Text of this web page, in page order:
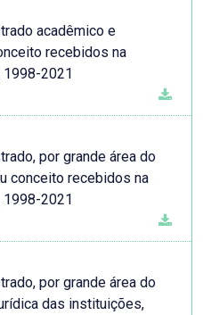
acadêmico e
recebidos na
1998-2021
por grande área do
conceito recebidos na
1998-2021
por grande área do
das instituições,